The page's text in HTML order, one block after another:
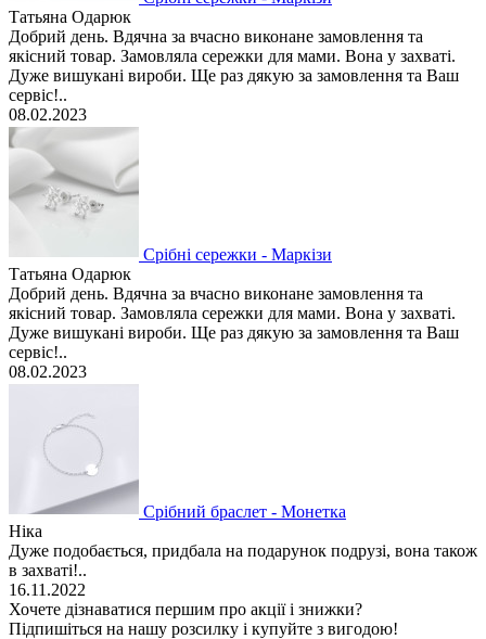
Татьяна Одарюк
Добрий день. Вдячна за вчасно виконане замовлення та
якісний товар. Замовляла сережки для мами. Вона у захваті.
Дуже вишукані вироби. Ще раз дякую за замовлення та Ваш
сервіс!..
08.02.2023
Срібні сережки - Маркізи
Татьяна Одарюк
Добрий день. Вдячна за вчасно виконане замовлення та
якісний товар. Замовляла сережки для мами. Вона у захваті.
Дуже вишукані вироби. Ще раз дякую за замовлення та Ваш
сервіс!..
08.02.2023
Срібний браслет - Монетка
Ніка
Дуже подобається, придбала на подарунок подрузі, вона також
в захваті!..
16.11.2022
Хочете дізнаватися першим про акції і знижки?
Підпишіться на нашу розсилку і купуйте з вигодою!